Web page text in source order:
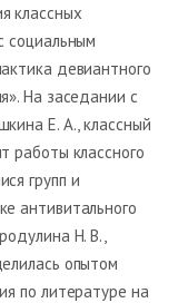
классных
социальным
девиантного
На заседании с
Е. А., классный
работы классного
групп и
антивитального
Н. В.,
опытом
по литературе на